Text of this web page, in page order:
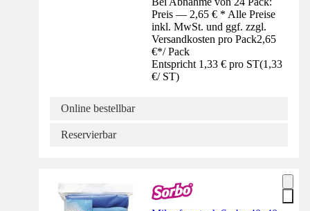
Preis — 2,65 € * Alle Preise
inkl. MwSt. und ggf. zzgl.
Versandkosten pro Pack2,65
€*/ Pack
Entspricht 1,33 € pro ST(1,33
€/ ST)
Online bestellbar
Reservierbar